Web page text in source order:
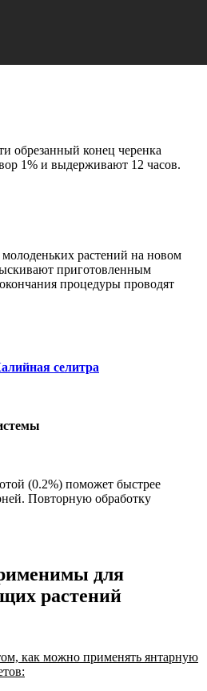
обрезанный конец черенка
1% и выдерживают 12 часов.
растений на новом
приготовленным
процедуры проводят
селитра
(0.2%) поможет быстрее
Повторную обработку
для
растений
как можно применять янтарную